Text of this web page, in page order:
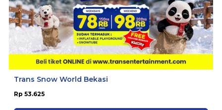
Trans Snow World Bekasi
Rp 53.625